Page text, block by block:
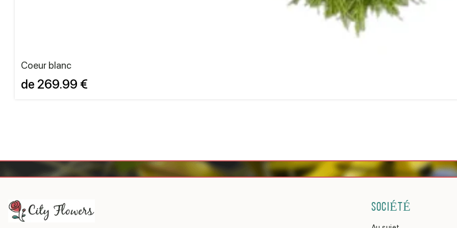
Coeur blanc
de 269.99 €
SOCIÉTÉ